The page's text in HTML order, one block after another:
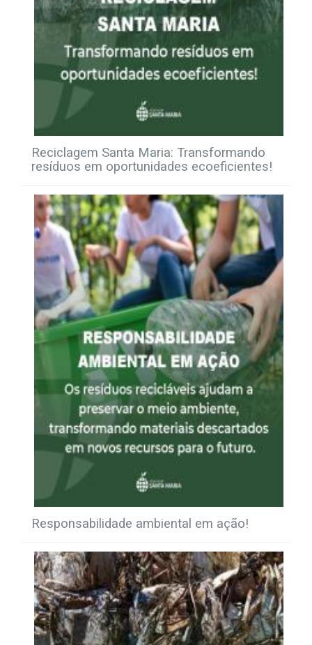
Reciclagem Santa Maria: Transformando
resíduos em oportunidades ecoeficientes!
Responsabilidade ambiental em ação!